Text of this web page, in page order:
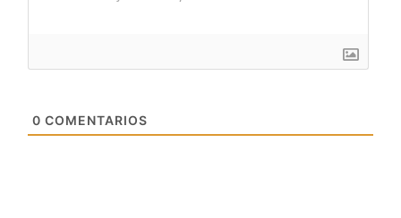
0 COMENTARIOS